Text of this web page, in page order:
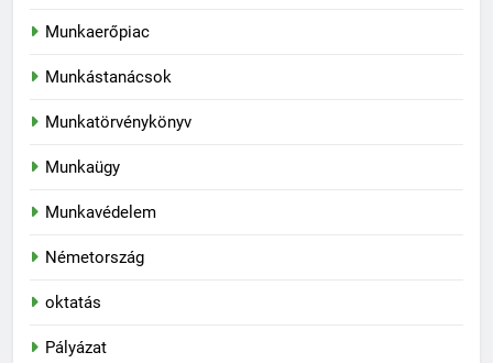
Munkaerőpiac
Munkástanácsok
Munkatörvénykönyv
Munkaügy
Munkavédelem
Németország
oktatás
Pályázat